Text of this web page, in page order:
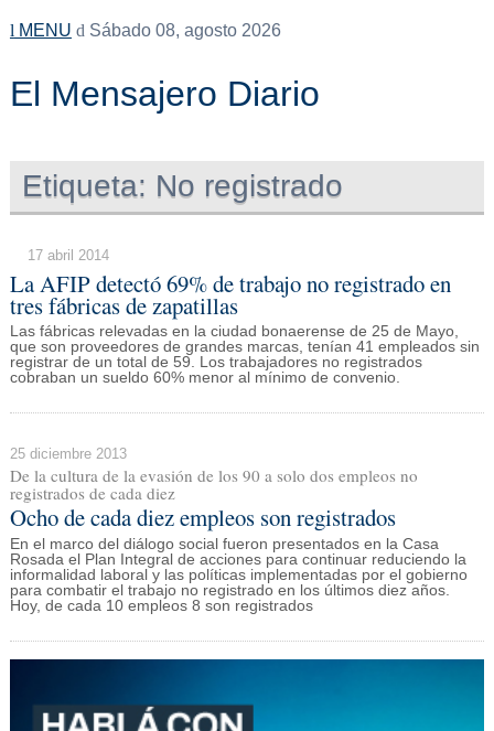
MENU Sábado 08, agosto 2026
El Mensajero Diario
Etiqueta: No registrado
17 abril 2014
La AFIP detectó 69% de trabajo no registrado en
tres fábricas de zapatillas
Las fábricas relevadas en la ciudad bonaerense de 25 de Mayo,
que son proveedores de grandes marcas, tenían 41 empleados sin
registrar de un total de 59. Los trabajadores no registrados
cobraban un sueldo 60% menor al mínimo de convenio.
25 diciembre 2013
De la cultura de la evasión de los 90 a solo dos empleos no
registrados de cada diez
Ocho de cada diez empleos son registrados
En el marco del diálogo social fueron presentados en la Casa
Rosada el Plan Integral de acciones para continuar reduciendo la
informalidad laboral y las políticas implementadas por el gobierno
para combatir el trabajo no registrado en los últimos diez años.
Hoy, de cada 10 empleos 8 son registrados